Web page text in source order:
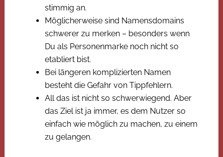
stimmig an.
Möglicherweise sind Namensdomains
schwerer zu merken – besonders wenn
Du als Personenmarke noch nicht so
etabliert bist.
Bei längeren komplizierten Namen
besteht die Gefahr von Tippfehlern.
All das ist nicht so schwerwiegend. Aber
das Ziel ist ja immer, es dem Nutzer so
einfach wie möglich zu machen, zu einem
zu gelangen.